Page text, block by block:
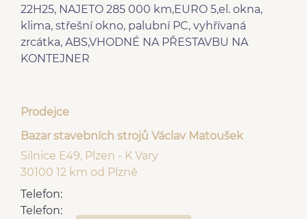
22H25, NAJETO 285 000 km,EURO 5,el. okna,
klima, střešní okno, palubní PC, vyhřívaná
zrcátka, ABS,VHODNÉ NA PŘESTAVBU NA
KONTEJNER
Prodejce
Bazar stavebních strojů Václav Matoušek
Silnice E49, Plzen - K Vary
30100 12 km od Plzně
Telefon:
Telefon: